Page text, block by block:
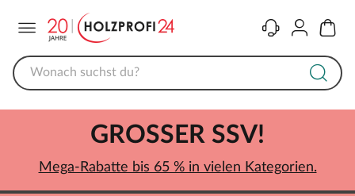
KontaktKonto
GROSSER SSV!
Mega-Rabatte bis 65 % in vielen Kategorien.